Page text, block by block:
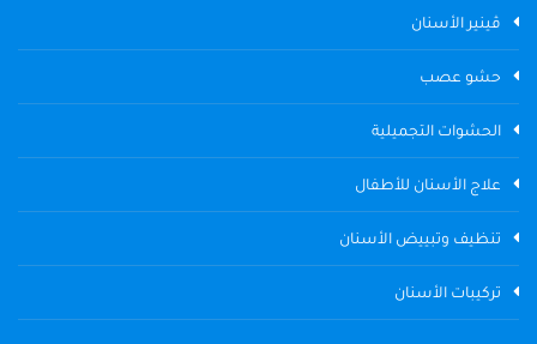
ڤينير الأسنان
حشو عصب
الحشوات التجميلية
علاج الأسنان للأطفال
تنظيف وتبييض الأسنان
تركيبات الأسنان